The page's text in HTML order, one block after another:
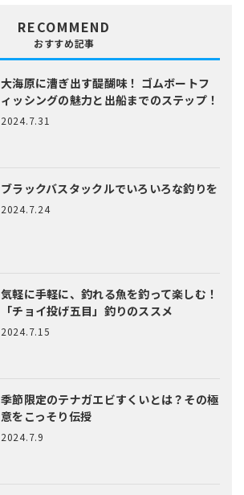
RECOMMEND
おすすめ記事
大海原に漕ぎ出す醍醐味！ ゴムボートフ
ィッシングの魅力と出船までのステップ！
2024.7.31
ブラックバスタックルでいろいろな釣りを
2024.7.24
気軽に手軽に、釣れる魚を釣って楽しむ！
「チョイ投げ五目」釣りのススメ
2024.7.15
季節限定のテナガエビすくいとは？ その極
意をこっそり伝授
2024.7.9